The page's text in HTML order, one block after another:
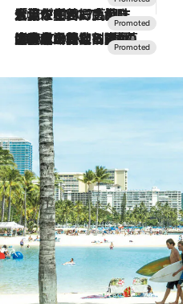
2026.7.17
「土佐和ハーブかき氷」がOMO7高知に登場！生姜、山椒、大葉など目にも舌にも涼を呼ぶ郷土の味
2026.7.10
NEW OPEN！【界 草津】名湯の地に誕生。趣の異なる2種の温泉と上州ならではの会席・蕎麦割烹など美食を味わう究極の癒やし旅